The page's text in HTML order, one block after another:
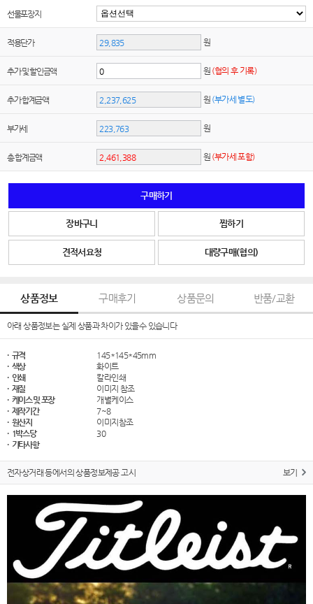
선물포장지
적용단가 원
추가 및 할인금액 원 (협의 후 기록)
추가 합계금액 원 (부가세 별도)
부가세 원
총 합계금액 원 (부가세 포함)
구매하기
장바구니 찜하기
견적서요청 대량구매(협의)
상품정보 구매후기 상품문의 반품/교환
아래 상품정보는 실제 상품과 차이가 있을수 있습니다
· 규격
145*145*45mm
· 색상
화이트
· 인쇄
칼라인쇄
· 재질
이미지 참조
· 케이스 및 포장
개별케이스
· 제작기간
7~8
· 원산지
이미지참조
· 1박스당
30
· 기타사항
전자상거래 등에서의 상품정보제공 고시 보기